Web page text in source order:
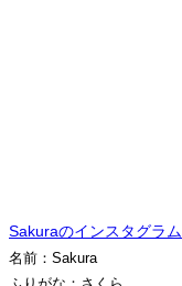
Sakuraのインスタグラム
名前：Sakura